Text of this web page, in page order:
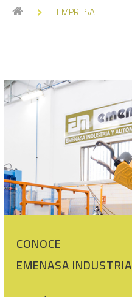
EMPRESA
CONOCE
EMENASA INDUSTRIA